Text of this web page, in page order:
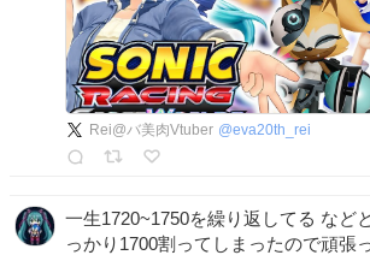
Rei@バ美肉Vtuber @eva20th_rei
一生1720~1750を繰り返してる など
っかり1700割ってしまったので頑張